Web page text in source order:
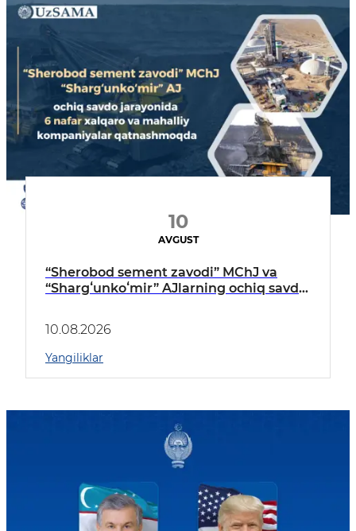
10
AVGUST
“Sherobod sement zavodi” MChJ va
“Shargʻunkoʻmir” AJlarning ochiq savdo
10.08.2026
Yangiliklar